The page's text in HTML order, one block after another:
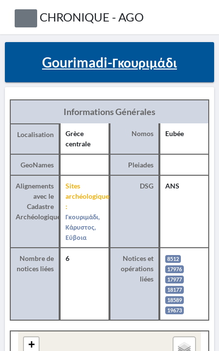
CHRONIQUE - AGO
Gourimadi-Γκουριμάδι
Informations Générales
Localisation
Grèce
centrale
Nomos Eubée
GeoNames Pleiades
Alignements
avec le
Cadastre
Archéologique
Sites
archéologiques
:
Γκουριμάδι,
Κάρυστος,
Εύβοια
DSG ANS
Nombre de
notices liées
6
Notices et
opérations
liées
8512
17976
17977
18177
18589
19673
+